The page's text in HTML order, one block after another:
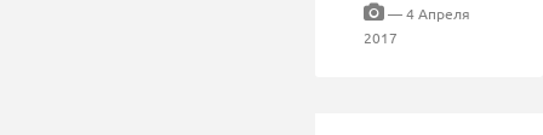
— 4 Апреля
2017